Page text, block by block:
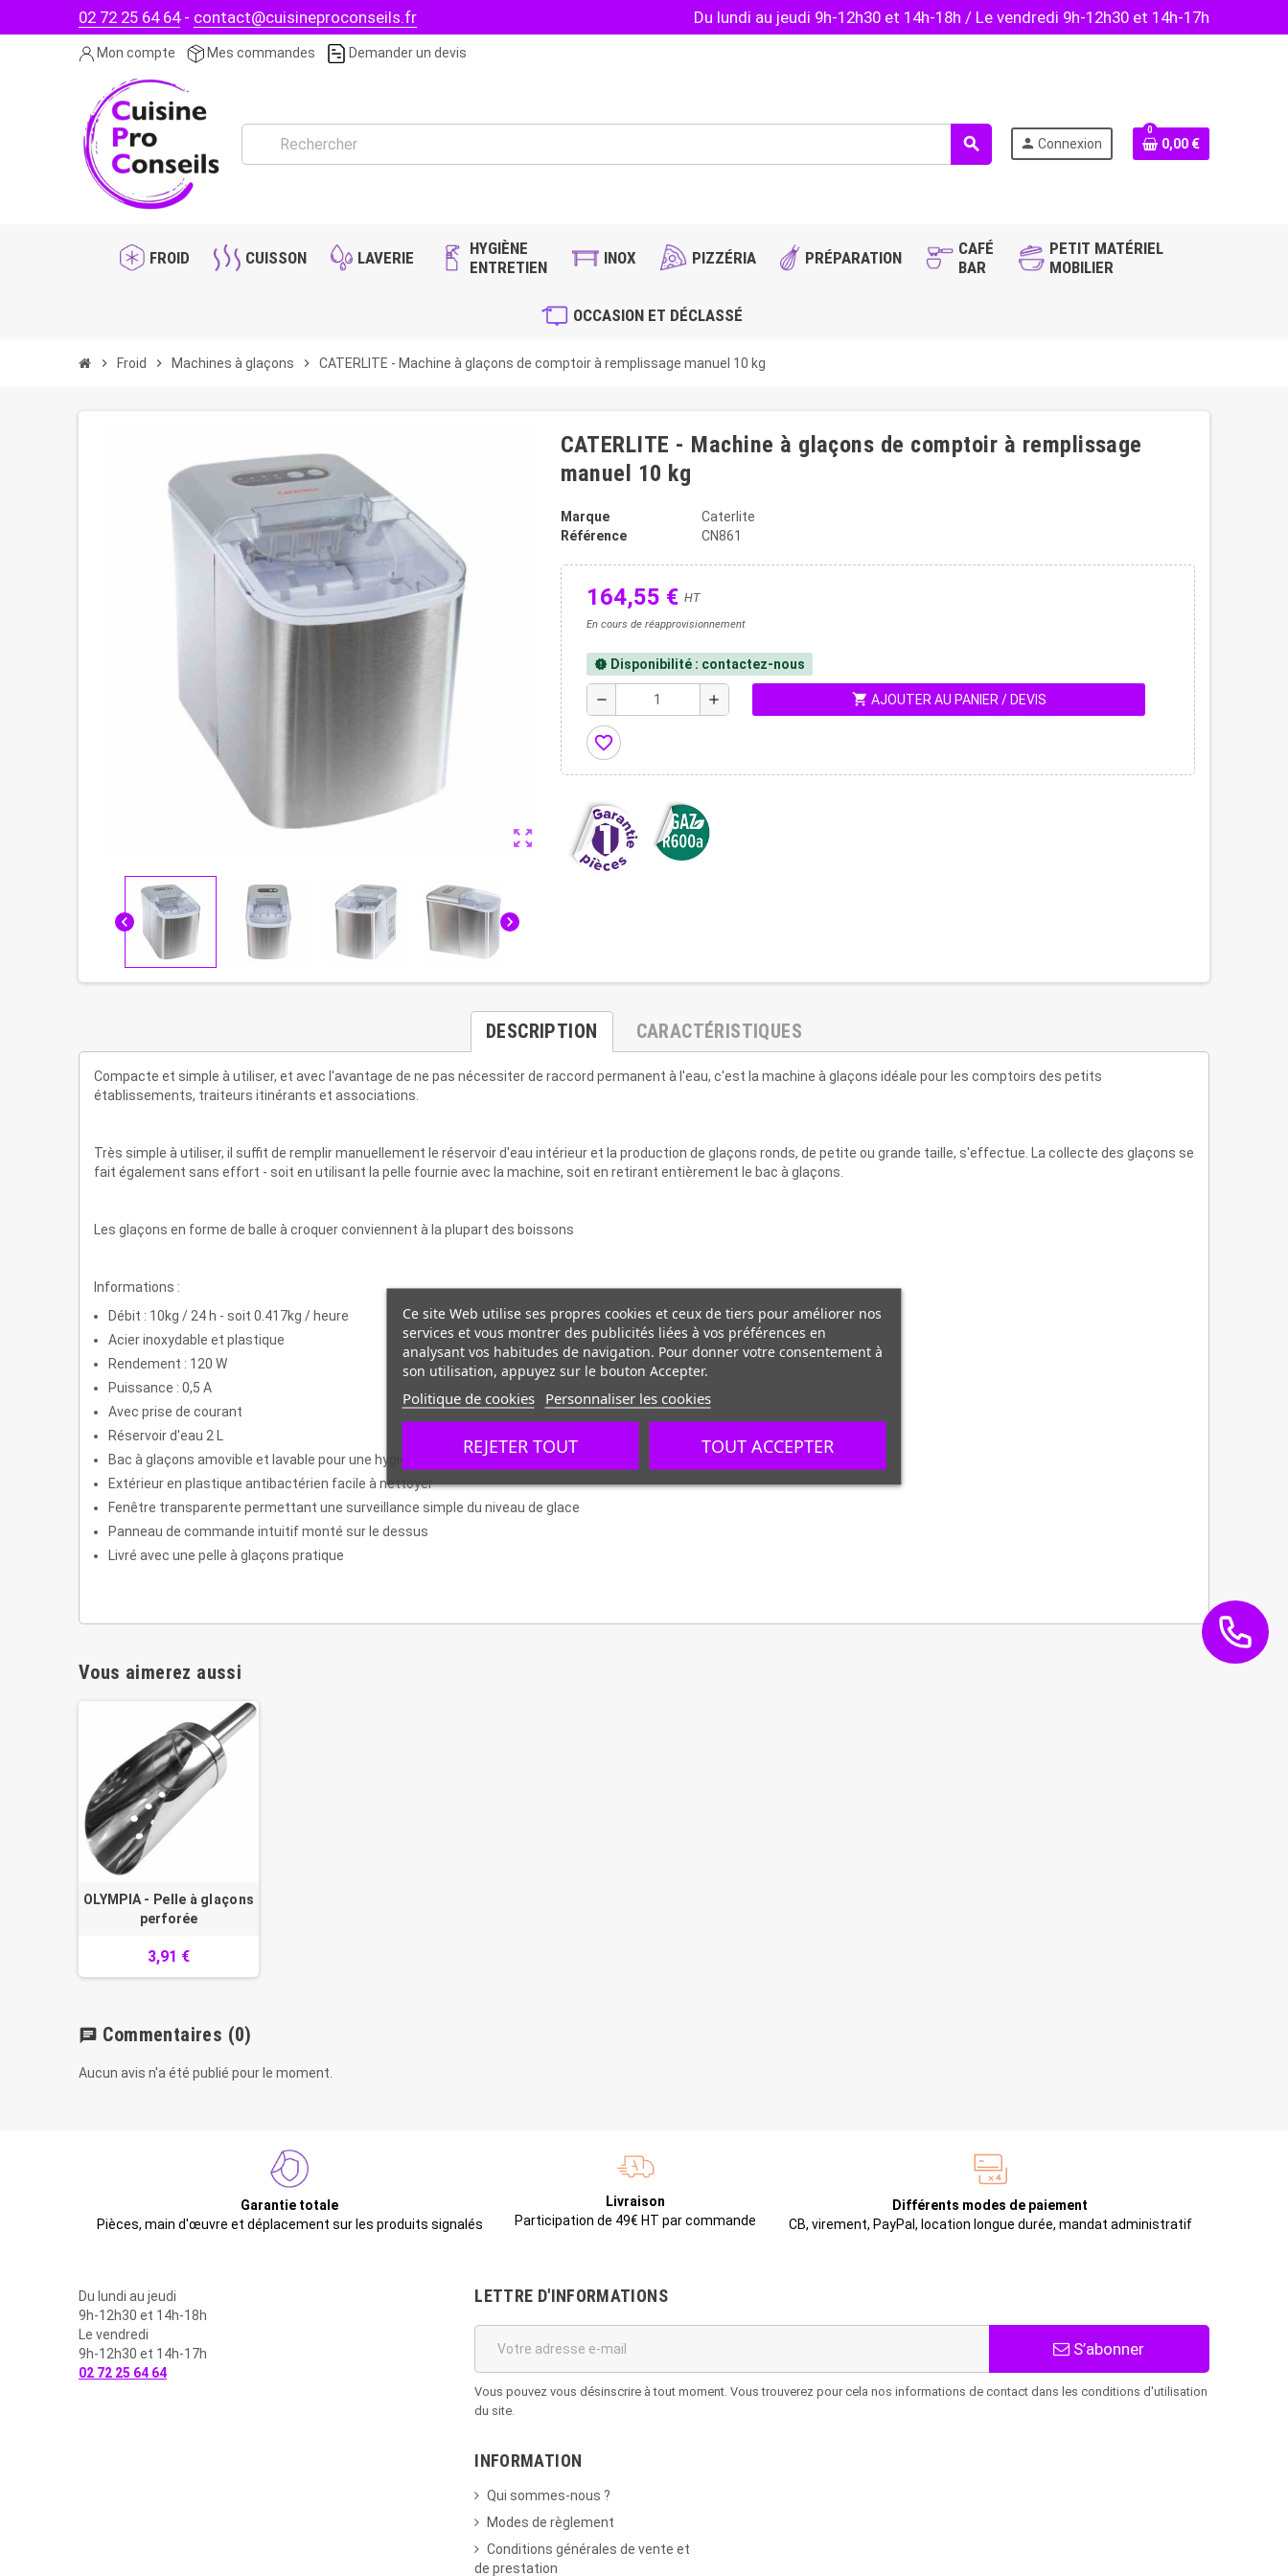
02 72 25 64 64- contact@cuisineproconseils.fr Du lundi au jeudi 9h-12h30 et 14h-18h / Le vendredi 9h-12h30 et 14h-17h
Mon compte Mes commandes Demander un devis
search person Connexion
0
0,00 €
FROID CUISSON LAVERIE
HYGIÈNE
ENTRETIEN
INOX PIZZÉRIA PRÉPARATION
CAFÉ
BAR
PETIT MATÉRIEL
MOBILIER
OCCASION ET DÉCLASSÉ
chevron_right Froid chevron_right Machines à glaçons chevron_right CATERLITE - Machine à glaçons de comptoir à remplissage manuel 10 kg
zoom_out_map
chevron_left chevron_right
CATERLITE - Machine à glaçons de comptoir à remplissage
manuel 10 kg
Marque
Caterlite
Référence
CN861
164,55 € HT
En cours de réapprovisionnement
new_releases Disponibilité : contactez-nous
remove add shopping_cart AJOUTER AU PANIER / DEVIS
favorite_border
DESCRIPTION CARACTÉRISTIQUES
Compacte et simple à utiliser, et avec l'avantage de ne pas nécessiter de raccord permanent à l'eau, c'est la machine à glaçons idéale pour les comptoirs des petits
établissements, traiteurs itinérants et associations.
Très simple à utiliser, il suffit de remplir manuellement le réservoir d'eau intérieur et la production de glaçons ronds, de petite ou grande taille, s'effectue. La collecte des glaçons se
fait également sans effort - soit en utilisant la pelle fournie avec la machine, soit en retirant entièrement le bac à glaçons.
Les glaçons en forme de balle à croquer conviennent à la plupart des boissons
Informations :
Débit : 10kg / 24 h - soit 0.417kg / heure
Acier inoxydable et plastique
Rendement : 120 W
Puissance : 0,5 A
Avec prise de courant
Réservoir d'eau 2 L
Bac à glaçons amovible et lavable pour une hygiène maximale
Extérieur en plastique antibactérien facile à nettoyer
Fenêtre transparente permettant une surveillance simple du niveau de glace
Panneau de commande intuitif monté sur le dessus
Livré avec une pelle à glaçons pratique
Vous aimerez aussi
OLYMPIA - Pelle à glaçons
perforée
3,91 €
chat Commentaires (0)
Aucun avis n'a été publié pour le moment.
Garantie totale
Pièces, main d'œuvre et déplacement sur les produits signalés
Livraison
Participation de 49€ HT par commande
Différents modes de paiement
CB, virement, PayPal, location longue durée, mandat administratif
Du lundi au jeudi
9h-12h30 et 14h-18h
Le vendredi
9h-12h30 et 14h-17h
02 72 25 64 64
LETTRE D'INFORMATIONS
S’abonner
Vous pouvez vous désinscrire à tout moment. Vous trouverez pour cela nos informations de contact dans les conditions d'utilisation
du site.
INFORMATION
Qui sommes-nous ?
Modes de règlement
Conditions générales de vente et
de prestation
Ce site Web utilise ses propres cookies et ceux de tiers pour améliorer nos
services et vous montrer des publicités liées à vos préférences en
analysant vos habitudes de navigation. Pour donner votre consentement à
son utilisation, appuyez sur le bouton Accepter.
Politique de cookies Personnaliser les cookies
REJETER TOUT TOUT ACCEPTER